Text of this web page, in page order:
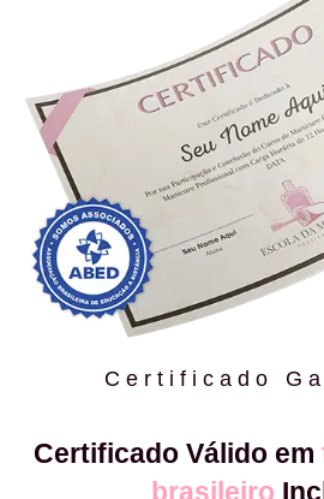
Certificado
Certificado Válido em
brasileiro